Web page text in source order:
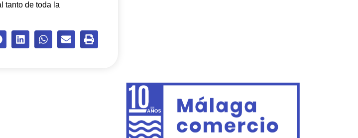
tanto de toda la